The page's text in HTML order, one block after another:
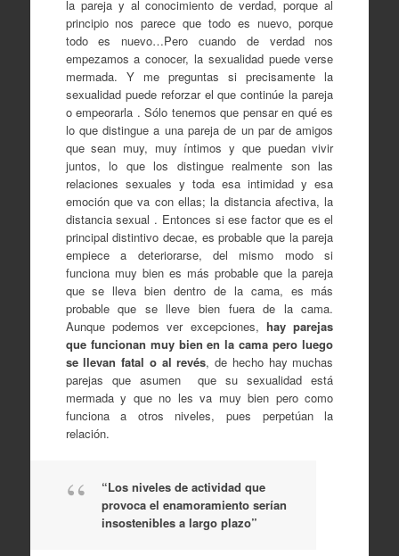
la pareja y al conocimiento de verdad, porque al
principio nos parece que todo es nuevo, porque
todo es nuevo…Pero cuando de verdad nos
empezamos a conocer, la sexualidad puede verse
mermada. Y me preguntas si precisamente la
sexualidad puede reforzar el que continúe la pareja
o empeorarla . Sólo tenemos que pensar en qué es
lo que distingue a una pareja de un par de amigos
que sean muy, muy íntimos y que puedan vivir
juntos, lo que los distingue realmente son las
relaciones sexuales y toda esa intimidad y esa
emoción que va con ellas; la distancia afectiva, la
distancia sexual . Entonces si ese factor que es el
principal distintivo decae, es probable que la pareja
empiece a deteriorarse, del mismo modo si
funciona muy bien es más probable que la pareja
que se lleva bien dentro de la cama, es más
probable que se lleve bien fuera de la cama.
Aunque podemos ver excepciones,hay parejas
que funcionan muy bien en la cama pero luego
se llevan fatal o al revés, de hecho hay muchas
parejas que asumen que su sexualidad está
mermada y que no les va muy bien pero como
funciona a otros niveles, pues perpetúan la
relación.
“Los niveles de actividad que
provoca el enamoramiento serían
insostenibles a largo plazo”